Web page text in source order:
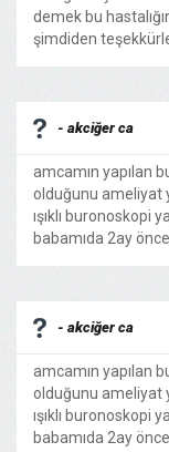
demek bu
şimdiden
- akciğer ca
amcamın yapılan
olduğunu ameliyat
ışıklı buronoskopi
babamıda 2ay
- akciğer ca
amcamın yapılan
olduğunu ameliyat
ışıklı buronoskopi
babamıda 2ay